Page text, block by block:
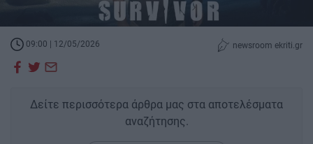
09:00 | 12/05/2026 newsroom ekriti.gr
Δείτε περισσότερα άρθρα μας στα αποτελέσματα
αναζήτησης.